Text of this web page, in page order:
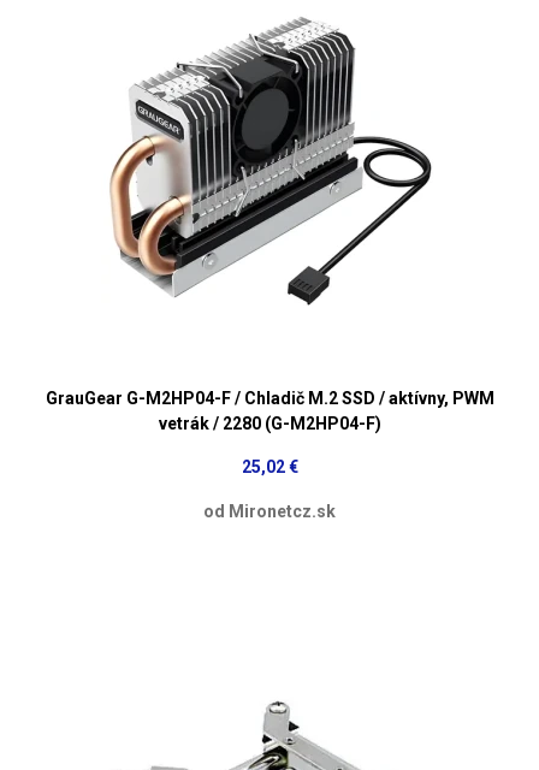
GrauGear G-M2HP04-F / Chladič M.2 SSD / aktívny, PWM
vetrák / 2280 (G-M2HP04-F)
25,02 €
od Mironetcz.sk